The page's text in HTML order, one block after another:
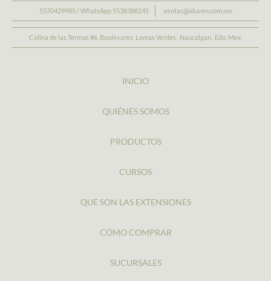
5570429985 / WhatsApp 5538388245 ventas@iduven.com.mx
Colina de las Termas #6, Boulevares, Lomas Verdes , Naucalpan , Edo. Mex.
INICIO
QUIÉNES SOMOS
PRODUCTOS
CURSOS
QUE SON LAS EXTENSIONES
CÓMO COMPRAR
SUCURSALES